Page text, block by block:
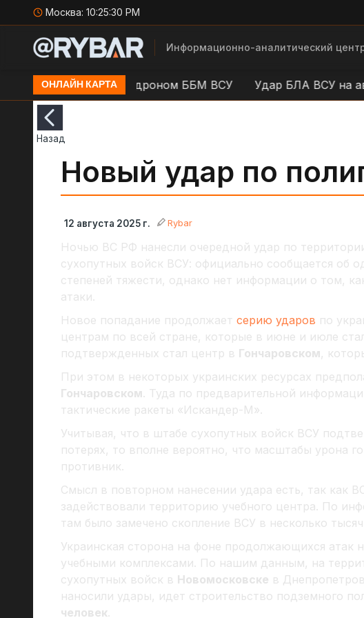
Москва: 10:25:30 PM
Информационно-аналитический
ОНЛАЙН КАРТА
Уничтожение дроном ББМ ВСУ Удар БЛА ВСУ на
Назад
Новый удар по
12 августа 2025 г. Rybar
Ночью ВС РФ нанесли очередной удар по
сухопутных войск ВСУ: официально сообщается об
степеней тяжести, однако нет информации о том,
атаки.
Новое попадание продолжает серию ударов по
центрам по всей стране, которые в июне и июле
подтвержденных стал центр в Гончаровском,
При этом в некоторых украинских ресурсах
Гончаровском. Туда по предварительной
тактические ракеты «Искандер-М».
Учитывая, что в штабе сухопутных войск ВСУ
потерях, то вполне вероятно, что масштабы урона
противник.
Смысл в повторном нанесении удара есть, так как
задействовали территорию учебного центра. По
там было замечено скопление ВСУ в несколько
Украинская сторона на фоне продолжающихся атак
учебными комплексами. По нашим данным, на
сухопутных войск в Новомосковске в
наносили удары, идет строительство подземного
человек.